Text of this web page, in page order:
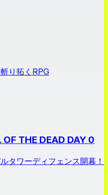
り拓くRPG
THE DEAD DAY 0
タワーディフェンス開幕！